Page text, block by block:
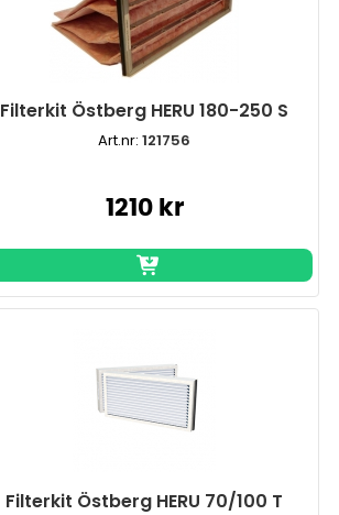
Filterkit Östberg HERU 180-250 S
Art.nr:121756
1210 kr
Filterkit Östberg HERU 70/100 T